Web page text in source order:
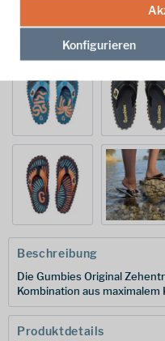
Beschreibung
Die Gumbies Original
Kombination aus maximalem
Produktdetails
Konfigurieren